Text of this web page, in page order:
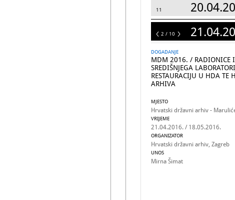
11
102 / 10
DOGADANJE
MDM 2016. / RADIONICE I
SREDIŠNJEGA
RESTAURACIJU U HDA TE
ARHIVA
MJESTO
Hrvatski državni arhiv -
VRIJEME
21.04.2016. / 18.05.2016.
ORGANIZATOR
Hrvatski državni arhiv, Zagreb
UNOS
Mirna Šimat